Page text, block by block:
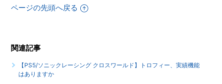
いのですが、何かコツはありませんか
ページの先頭へ戻る
関連記事
【PS5/ソニックレーシング クロスワールド】トロフィー、実績機能
はありますか